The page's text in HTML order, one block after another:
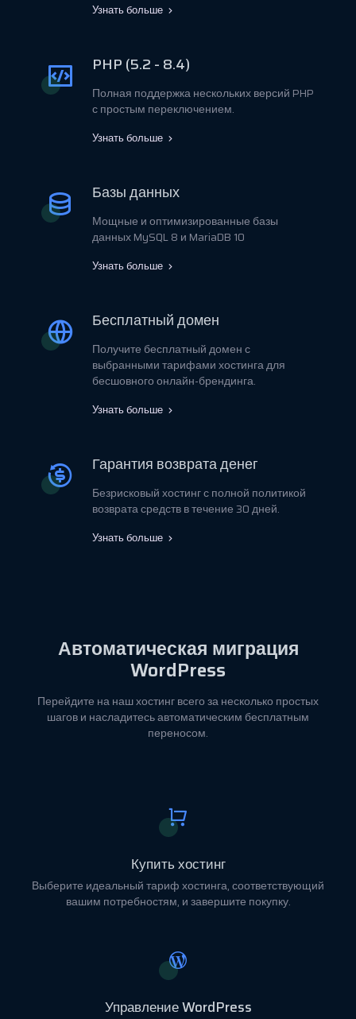
Узнать больше
PHP (5.2 - 8.4)
Полная поддержка нескольких версий PHP
с простым переключением.
Узнать больше
Базы данных
Мощные и оптимизированные базы
данных MySQL 8 и MariaDB 10
Узнать больше
Бесплатный домен
Получите бесплатный домен с
выбранными тарифами хостинга для
бесшовного онлайн-брендинга.
Узнать больше
Гарантия возврата денег
Безрисковый хостинг с полной политикой
возврата средств в течение 30 дней.
Узнать больше
Автоматическая миграция
WordPress
Перейдите на наш хостинг всего за несколько простых
шагов и насладитесь автоматическим бесплатным
переносом.
Купить хостинг
Выберите идеальный тариф хостинга, соответствующий
вашим потребностям, и завершите покупку.
Управление WordPress